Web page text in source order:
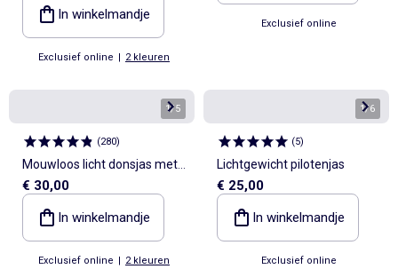
trekkenIn winkelmandje
Exclusief online | 2 kleuren
Exclusief online
1/5
(280)
Mouwloos licht donsjas met
opstaande kraag
€ 30,00
In winkelmandje
Exclusief online | 2 kleuren
1/6
(5)
Lichtgewicht pilotenjas
€ 25,00
In winkelmandje
Exclusief online